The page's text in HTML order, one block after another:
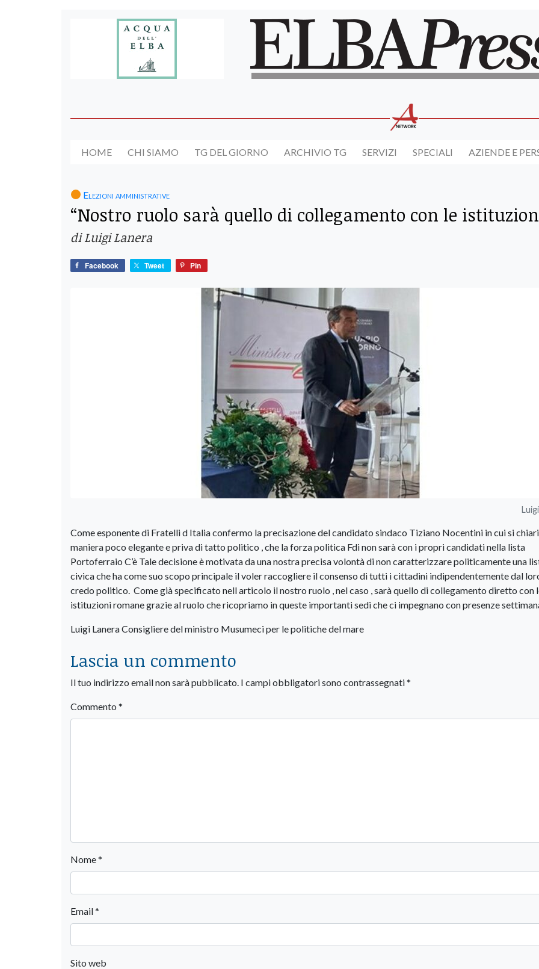
HOME CHI SIAMO TG DEL GIORNO ARCHIVIO TG SERVIZI SPECIALI AZIENDE E
Elezioni amministrative
“Nostro ruolo sarà quello di collegamento con le
di Luigi Lanera
Facebook Tweet Pin
Come esponente di Fratelli d Italia confermo la precisazione del candidato sindaco Tiziano Nocentini in cui si
maniera poco elegante e priva di tatto politico , che la forza politica Fdi non sarà con i propri candidati nella lista
Portoferraio C’è Tale decisione è motivata da una nostra precisa volontà di non caratterizzare politicamente una
civica che ha come suo scopo principale il voler raccogliere il consenso di tutti i cittadini indipendentemente dal
credo politico. Come già specificato nell articolo il nostro ruolo , nel caso , sarà quello di collegamento diretto con
istituzioni romane grazie al ruolo che ricopriamo in queste importanti sedi che ci impegnano con presenze
Luigi Lanera Consigliere del ministro Musumeci per le politiche del mare
Lascia un commento
Il tuo indirizzo email non sarà pubblicato. I campi obbligatori sono contrassegnati*
Commento *
Nome*
Email*
Sito web